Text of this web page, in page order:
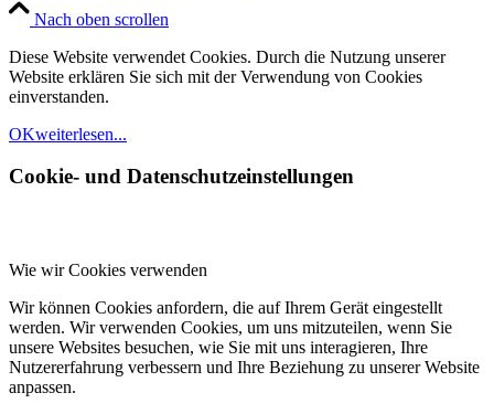
Nach oben scrollen
Diese Website verwendet Cookies. Durch die Nutzung unserer
Website erklären Sie sich mit der Verwendung von Cookies
einverstanden.
OKweiterlesen...
Cookie- und Datenschutzeinstellungen
Wie wir Cookies verwenden
Wir können Cookies anfordern, die auf Ihrem Gerät eingestellt
werden. Wir verwenden Cookies, um uns mitzuteilen, wenn Sie
unsere Websites besuchen, wie Sie mit uns interagieren, Ihre
Nutzererfahrung verbessern und Ihre Beziehung zu unserer Website
anpassen.